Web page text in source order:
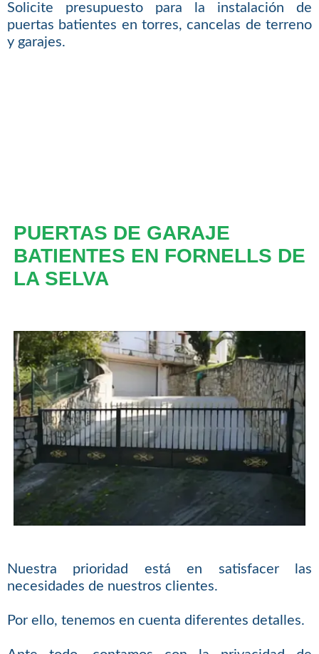
Solicite presupuesto para la instalación de
puertas batientes en torres, cancelas de terreno
y garajes.
PUERTAS DE GARAJE
BATIENTES EN FORNELLS DE
LA SELVA
Nuestra prioridad está en satisfacer las
necesidades de nuestros clientes.
Por ello, tenemos en cuenta diferentes detalles.